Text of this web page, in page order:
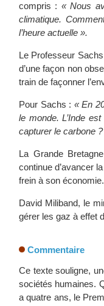
compris : « Nous
climatique.
l’heure actuelle ».
Le Professeur
d’une façon non
train de façonner
Pour Sachs : « En
le monde. L’Inde
capturer le carbone
La Grande
continue d’avancer
frein à son économie.
David Miliband, le
gérer les gaz à effet
Commentaire
Ce texte souligne,
sociétés humaines.
a quatre ans, le